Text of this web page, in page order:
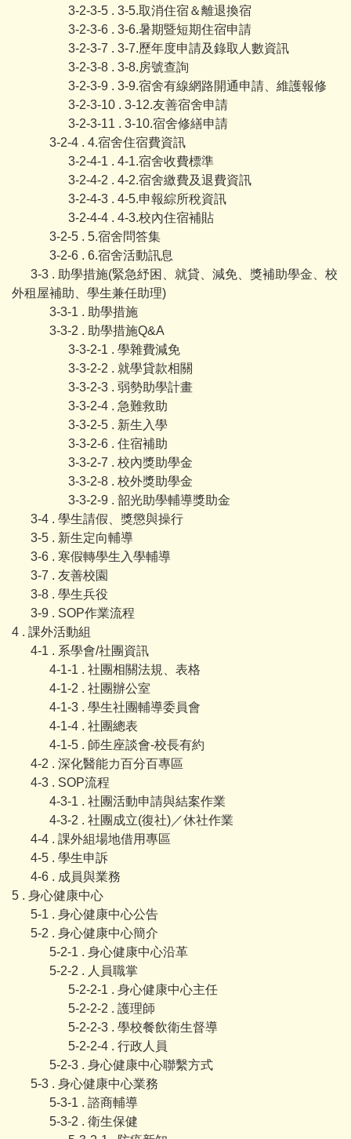
3-2-3-5 . 3-5.取消住宿＆離退換宿
3-2-3-6 . 3-6.暑期暨短期住宿申請
3-2-3-7 . 3-7.歷年度申請及錄取人數資訊
3-2-3-8 . 3-8.房號查詢
3-2-3-9 . 3-9.宿舍有線網路開通申請、維護報修
3-2-3-10 . 3-12.友善宿舍申請
3-2-3-11 . 3-10.宿舍修繕申請
3-2-4 . 4.宿舍住宿費資訊
3-2-4-1 . 4-1.宿舍收費標準
3-2-4-2 . 4-2.宿舍繳費及退費資訊
3-2-4-3 . 4-5.申報綜所稅資訊
3-2-4-4 . 4-3.校內住宿補貼
3-2-5 . 5.宿舍問答集
3-2-6 . 6.宿舍活動訊息
3-3 . 助學措施(緊急紓困、就貸、減免、獎補助學金、校
外租屋補助、學生兼任助理)
3-3-1 . 助學措施
3-3-2 . 助學措施Q&A
3-3-2-1 . 學雜費減免
3-3-2-2 . 就學貸款相關
3-3-2-3 . 弱勢助學計畫
3-3-2-4 . 急難救助
3-3-2-5 . 新生入學
3-3-2-6 . 住宿補助
3-3-2-7 . 校內獎助學金
3-3-2-8 . 校外獎助學金
3-3-2-9 . 韶光助學輔導獎助金
3-4 . 學生請假、獎懲與操行
3-5 . 新生定向輔導
3-6 . 寒假轉學生入學輔導
3-7 . 友善校園
3-8 . 學生兵役
3-9 . SOP作業流程
4 . 課外活動組
4-1 . 系學會/社團資訊
4-1-1 . 社團相關法規、表格
4-1-2 . 社團辦公室
4-1-3 . 學生社團輔導委員會
4-1-4 . 社團總表
4-1-5 . 師生座談會-校長有約
4-2 . 深化醫能力百分百專區
4-3 . SOP流程
4-3-1 . 社團活動申請與結案作業
4-3-2 . 社團成立(復社)／休社作業
4-4 . 課外組場地借用專區
4-5 . 學生申訴
4-6 . 成員與業務
5 . 身心健康中心
5-1 . 身心健康中心公告
5-2 . 身心健康中心簡介
5-2-1 . 身心健康中心沿革
5-2-2 . 人員職掌
5-2-2-1 . 身心健康中心主任
5-2-2-2 . 護理師
5-2-2-3 . 學校餐飲衛生督導
5-2-2-4 . 行政人員
5-2-3 . 身心健康中心聯繫方式
5-3 . 身心健康中心業務
5-3-1 . 諮商輔導
5-3-2 . 衛生保健